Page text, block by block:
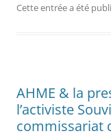
Cette entrée a été
AHME & la
l’activiste
commissariat